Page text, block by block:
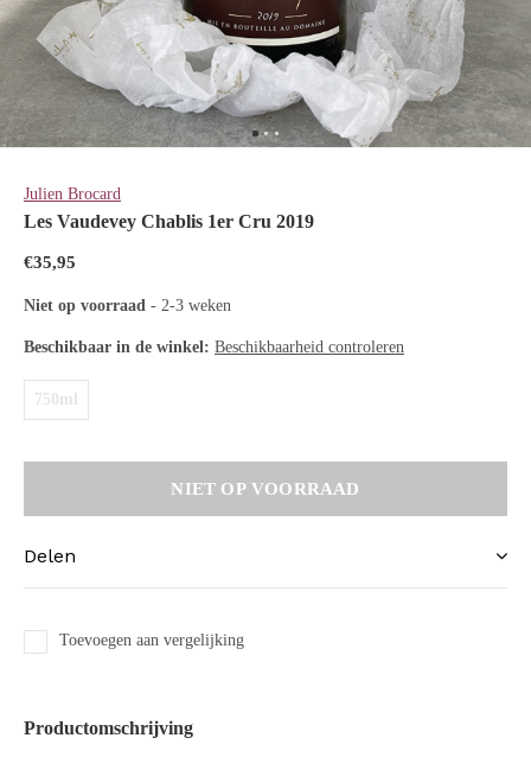
Julien Brocard
Les Vaudevey Chablis 1er Cru 2019
€35,95
Niet op voorraad - 2-3 weken
Beschikbaar in de winkel: Beschikbaarheid controleren
750ml
NIET OP VOORRAAD
Delen
Toevoegen aan vergelijking
Productomschrijving